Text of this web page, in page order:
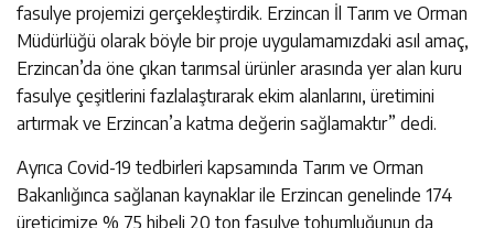
fasulye projemizi gerçekleştirdik. Erzincan İl Tarım ve Orman
Müdürlüğü olarak böyle bir proje uygulamamızdaki asıl amaç,
Erzincan’da öne çıkan tarımsal ürünler arasında yer alan kuru
fasulye çeşitlerini fazlalaştırarak ekim alanlarını, üretimini
artırmak ve Erzincan’a katma değerin sağlamaktır” dedi.
Ayrıca Covid-19 tedbirleri kapsamında Tarım ve Orman
Bakanlığınca sağlanan kaynaklar ile Erzincan genelinde 174
üreticimize % 75 hibeli 20 ton fasulye tohumluğunun da